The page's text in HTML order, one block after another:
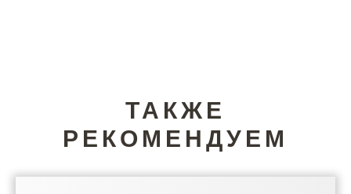
ТАКЖЕ
РЕКОМЕНДУЕМ